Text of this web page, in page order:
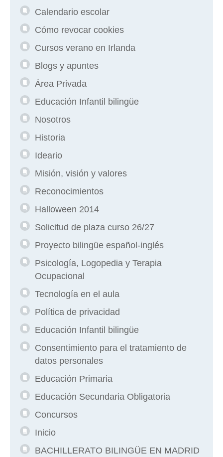
Calendario escolar
Cómo revocar cookies
Cursos verano en Irlanda
Blogs y apuntes
Área Privada
Educación Infantil bilingüe
Nosotros
Historia
Ideario
Misión, visión y valores
Reconocimientos
Halloween 2014
Solicitud de plaza curso 26/27
Proyecto bilingüe español-inglés
Psicología, Logopedia y Terapia
Ocupacional
Tecnología en el aula
Política de privacidad
Educación Infantil bilingüe
Consentimiento para el tratamiento de
datos personales
Educación Primaria
Educación Secundaria Obligatoria
Concursos
Inicio
BACHILLERATO BILINGÜE EN MADRID